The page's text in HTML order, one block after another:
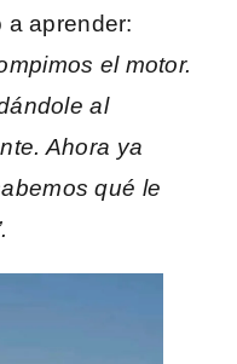
a aprender:
el motor.
al
Ahora ya
qué le